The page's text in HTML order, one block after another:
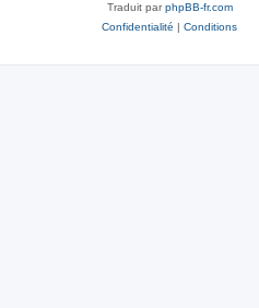
Traduit parphpBB-fr.com
Confidentialité | Conditions